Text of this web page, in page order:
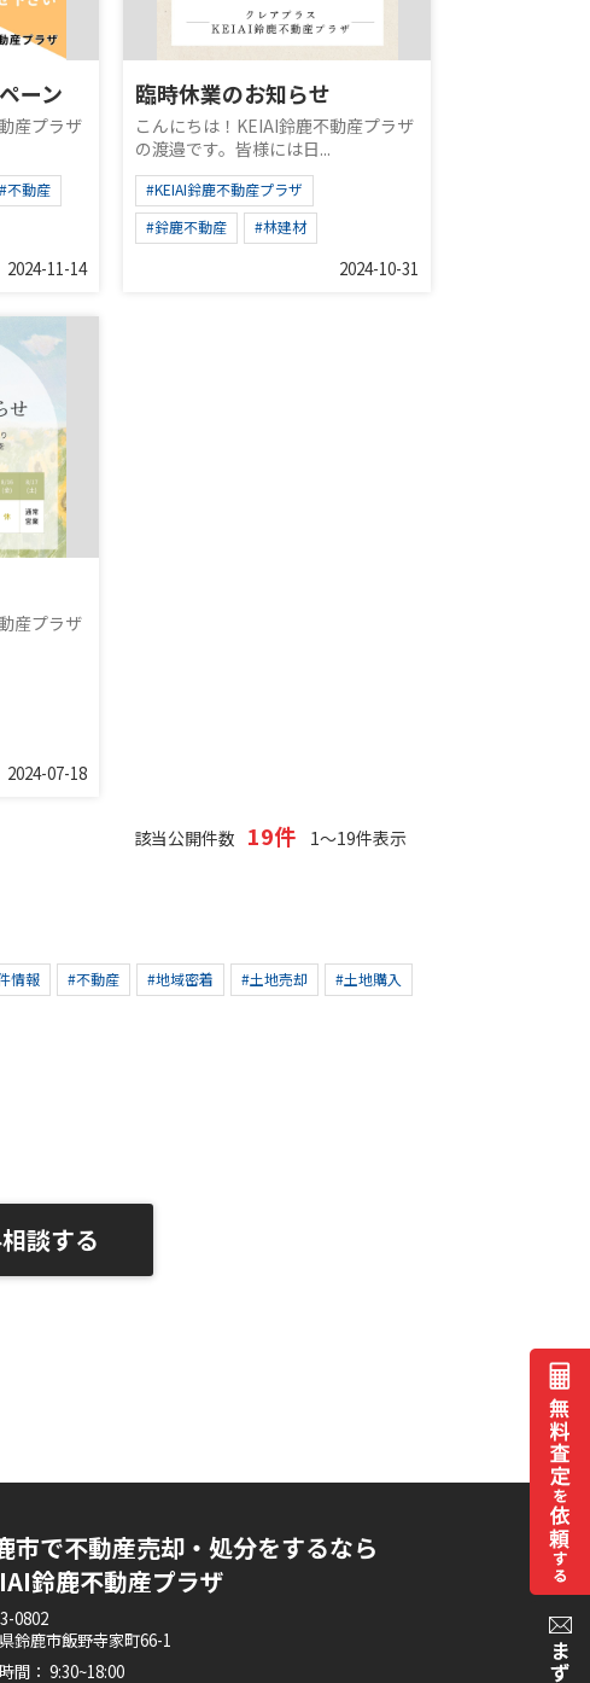
ーン
産プラザ
#不動産
2024-11-14
臨時休業のお知らせ
こんにちは！KEIAI鈴鹿不動産プラザ
の渡邉です。皆様には日...
#KEIAI鈴鹿不動産プラザ
#鈴鹿不動産
#林建材
2024-10-31
産プラザ
2024-07-18
該当公開件数 19件 1～19件表示
情報 #不動産 #地域密着 #土地売却
#土地購入
談する
市で不動産売却・処分をするなら
鈴鹿不動産プラザ
0802
鈴鹿市飯野寺家町66-1
間： 9:30~18:00